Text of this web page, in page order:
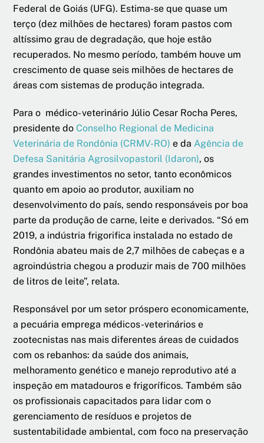
Federal de Goiás (UFG). Estima-se que quase um
terço (dez milhões de hectares) foram pastos com
altíssimo grau de degradação, que hoje estão
recuperados. No mesmo período, também houve um
crescimento de quase seis milhões de hectares de
áreas com sistemas de produção integrada.
Para o médico- veterinário Júlio Cesar Rocha Peres,
presidente do Conselho Regional de Medicina
Veterinária de Rondônia (CRMV-RO) e daAgência de
Defesa Sanitária Agrosilvopastoril (Idaron), os
grandes investimentos no setor, tanto econômicos
quanto em apoio ao produtor, auxiliam no
desenvolvimento do país, sendo responsáveis por boa
parte da produção de carne, leite e derivados. “Só em
2019, a indústria frigorifica instalada no estado de
Rondônia abateu mais de 2,7 milhões de cabeças e a
agroindústria chegou a produzir mais de 700 milhões
de litros de leite”, relata.
Responsável por um setor próspero economicamente,
a pecuária emprega médicos-veterinários e
zootecnistas nas mais diferentes áreas de cuidados
com os rebanhos: da saúde dos animais,
melhoramento genético e manejo reprodutivo até a
inspeção em matadouros e frigoríficos. Também são
os profissionais capacitados para lidar com o
gerenciamento de resíduos e projetos de
sustentabilidade ambiental, com foco na preservação